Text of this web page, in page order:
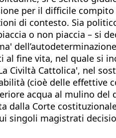
per il difficile
di contesto. Sia
o non piaccia – si
al fine vita, nel quale
Civiltà Cattolica', nel
(cioè delle
acqua al mulino
dalla Corte
singoli magistrati